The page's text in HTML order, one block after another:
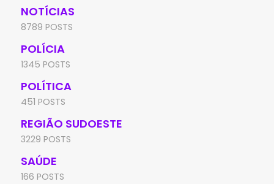
NOTÍCIAS
8789 POSTS
POLÍCIA
1345 POSTS
POLÍTICA
451 POSTS
REGIÃO SUDOESTE
3229 POSTS
SAÚDE
166 POSTS